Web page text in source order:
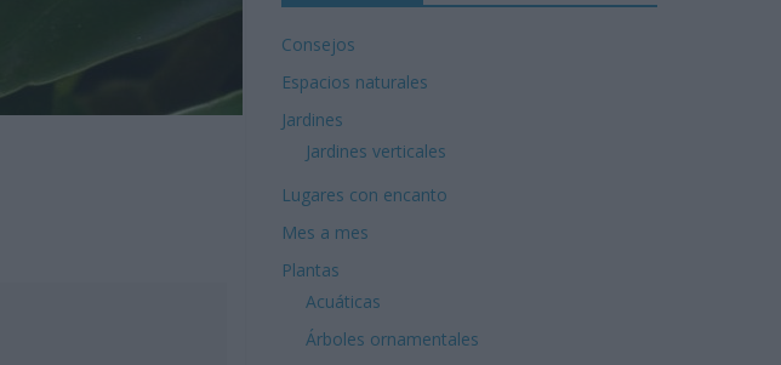
Consejos
Espacios naturales
Jardines
Jardines verticales
Lugares con encanto
Mes a mes
Plantas
Acuáticas
Árboles ornamentales